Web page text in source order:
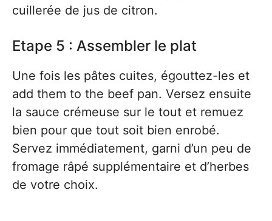
cuillerée de jus de citron.
Etape 5 : Assembler le plat
Une fois les pâtes cuites, égouttez-les et
add them to the beef pan. Versez ensuite
la sauce crémeuse sur le tout et remuez
bien pour que tout soit bien enrobé.
Servez immédiatement, garni d’un peu de
fromage râpé supplémentaire et d’herbes
de votre choix.